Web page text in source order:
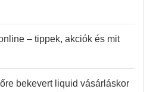
– tippek, akciók és mit
bekevert liquid vásárláskor